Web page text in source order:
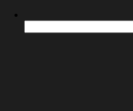
efter: